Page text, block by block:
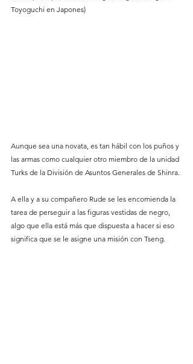
Toyoguchi en Japones)
Aunque sea una novata, es tan hábil con los puños y
las armas como cualquier otro miembro de la unidad
Turks de la División de Asuntos Generales de Shinra.
A ella y a su compañero Rude se les encomienda la
tarea de perseguir a las figuras vestidas de negro,
algo que ella está más que dispuesta a hacer si eso
significa que se le asigne una misión con Tseng.